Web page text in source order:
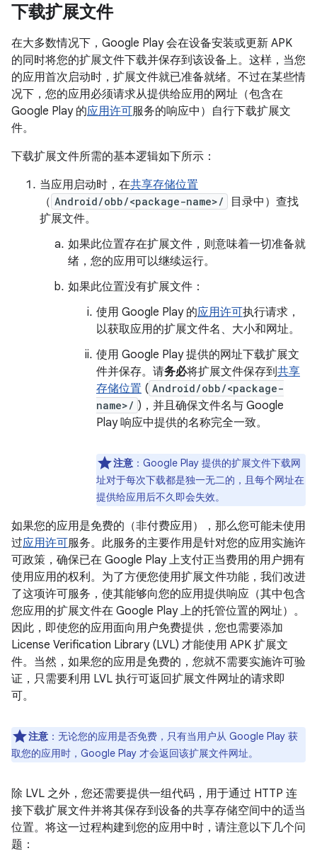
下载扩展文件
在大多数情况下，Google Play 会在设备安装或更新 APK
的同时将您的扩展文件下载并保存到该设备上。这样，当您
的应用首次启动时，扩展文件就已准备就绪。不过在某些情
况下，您的应用必须请求从提供给应用的网址（包含在
Google Play 的应用许可服务的响应中）自行下载扩展文
件。
下载扩展文件所需的基本逻辑如下所示：
当应用启动时，在共享存储位置
（ Android/obb/<package-name>/
目录中）查找
扩展文件。
如果此位置存在扩展文件，则意味着一切准备就
绪，您的应用可以继续运行。
如果此位置没有扩展文件：
使用 Google Play 的应用许可执行请求，
以获取应用的扩展文件名、大小和网址。
使用 Google Play 提供的网址下载扩展文
件并保存。请务必将扩展文件保存到共享
存储位置 ( Android/obb/<package-
name>/ )，并且确保文件名与 Google
Play 响应中提供的名称完全一致。
注意 ：Google Play 提供的扩展文件下载网
址对于每次下载都是独一无二的，且每个网址在
提供给应用后不久即会失效。
如果您的应用是免费的（非付费应用），那么您可能未使用
过应用许可服务。此服务的主要作用是针对您的应用实施许
可政策，确保已在 Google Play 上支付正当费用的用户拥有
使用应用的权利。为了方便您使用扩展文件功能，我们改进
了这项许可服务，使其能够向您的应用提供响应（其中包含
您应用的扩展文件在 Google Play 上的托管位置的网址）。
因此，即使您的应用面向用户免费提供，您也需要添加
License Verification Library (LVL) 才能使用 APK 扩展文
件。当然，如果您的应用是免费的，您就不需要实施许可验
证，只需要利用 LVL 执行可返回扩展文件网址的请求即
可。
注意 ：无论您的应用是否免费，只有当用户从 Google Play 获
取您的应用时，Google Play 才会返回该扩展文件网址。
除 LVL 之外，您还需要提供一组代码，用于通过 HTTP 连
接下载扩展文件并将其保存到设备的共享存储空间中的适当
位置。将这一过程构建到您的应用中时，请注意以下几个问
题：